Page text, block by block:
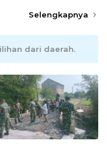
Selengkapnya
dari daerah.